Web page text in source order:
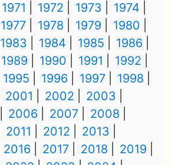
1971 1972 1973
1974
1977 1978 1979
1980
1983 1984 1985
1986
1989 1990 1991
1992
1995 1996 1997
1998
2001 2002
2003
2006 2007
2008
2011 2012
2013
2016 2017 2018
2019